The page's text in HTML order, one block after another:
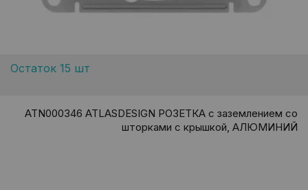
Остаток 15 шт
ATN000346 ATLASDESIGN РОЗЕТКА с заземлением со
шторками с крышкой, АЛЮМИНИЙ